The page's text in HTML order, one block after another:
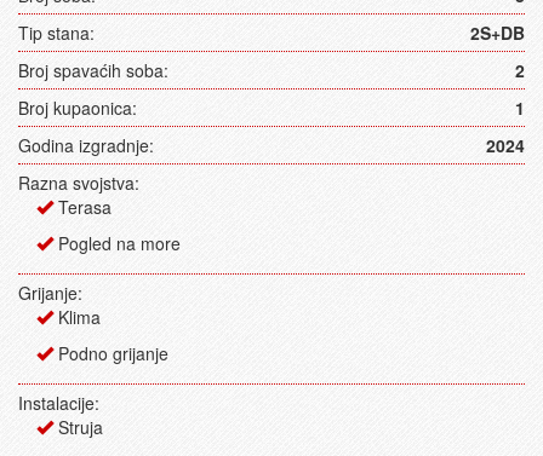
Tip stana:
2S+DB
Broj spavaćih soba:
2
Broj kupaonica:
1
Godina izgradnje:
2024
Razna svojstva:
Terasa
Pogled na more
Grijanje:
Klima
Podno grijanje
Instalacije:
Struja